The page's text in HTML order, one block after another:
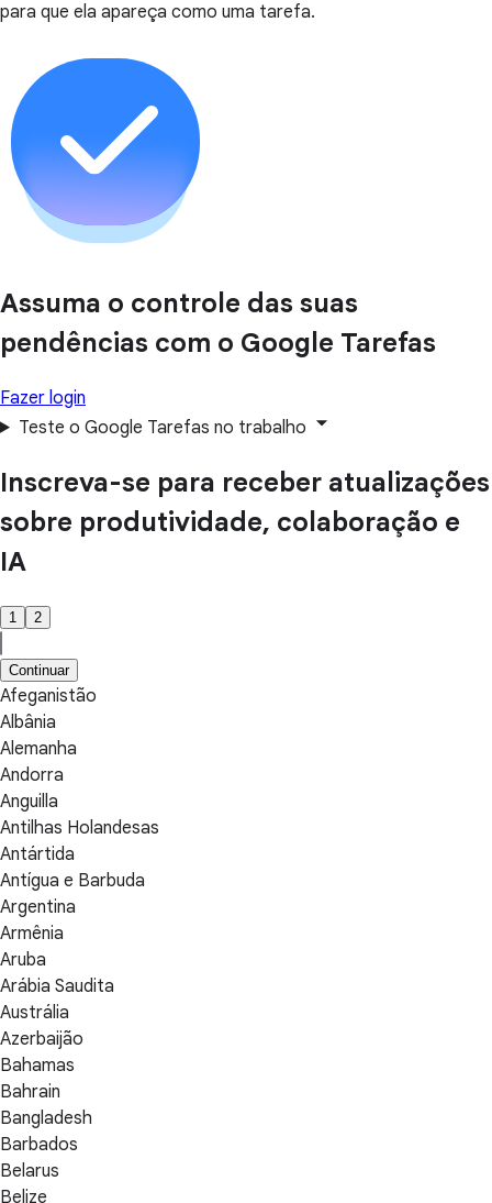
para que ela apareça como uma tarefa.
Assuma o controle das suas
pendências com o Google Tarefas
Fazer login
Teste o Google Tarefas no trabalho
Inscreva-se para receber atualizações
sobre produtividade, colaboração e
IA
1 2
Continuar
Afeganistão
Albânia
Alemanha
Andorra
Anguilla
Antilhas Holandesas
Antártida
Antígua e Barbuda
Argentina
Armênia
Aruba
Arábia Saudita
Austrália
Azerbaijão
Bahamas
Bahrain
Bangladesh
Barbados
Belarus
Belize